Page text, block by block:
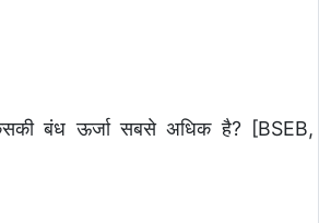
बंध ऊर्जा सबसे अधिक है? [BSEB,